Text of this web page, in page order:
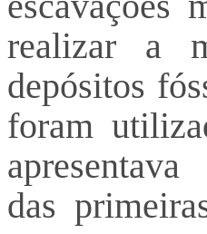
realizar a
depósitos
foram
das